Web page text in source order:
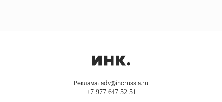
Реклама: adv@incrussia.ru
+7 977 647 52 51